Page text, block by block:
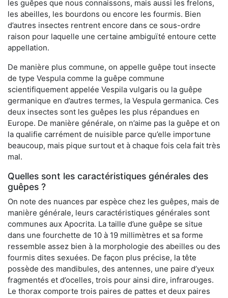
les guêpes que nous connaissons, mais aussi les frelons,
les abeilles, les bourdons ou encore les fourmis. Bien
d’autres insectes rentrent encore dans ce sous-ordre
raison pour laquelle une certaine ambiguïté entoure cette
appellation.
De manière plus commune, on appelle guêpe tout insecte
de type Vespula comme la guêpe commune
scientifiquement appelée Vespila vulgaris ou la guêpe
germanique en d’autres termes, la Vespula germanica. Ces
deux insectes sont les guêpes les plus répandues en
Europe. De manière générale, on n’aime pas la guêpe et on
la qualifie carrément de nuisible parce qu’elle importune
beaucoup, mais pique surtout et à chaque fois cela fait très
mal.
Quelles sont les caractéristiques générales des
guêpes ?
On note des nuances par espèce chez les guêpes, mais de
manière générale, leurs caractéristiques générales sont
communes aux Apocrita. La taille d’une guêpe se situe
dans une fourchette de 10 à 19 millimètres et sa forme
ressemble assez bien à la morphologie des abeilles ou des
fourmis dites sexuées. De façon plus précise, la tête
possède des mandibules, des antennes, une paire d’yeux
fragmentés et d’ocelles, trois pour ainsi dire, infrarouges.
Le thorax comporte trois paires de pattes et deux paires